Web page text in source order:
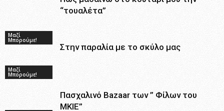
Μαζί
Μπορούμε!
“τουαλέτα”
Μαζί
Μπορούμε!
Στην παραλία με το σκύλο μας
Πασχαλινό Bazaar των ” Φίλων του
ΜΚΙΕ”